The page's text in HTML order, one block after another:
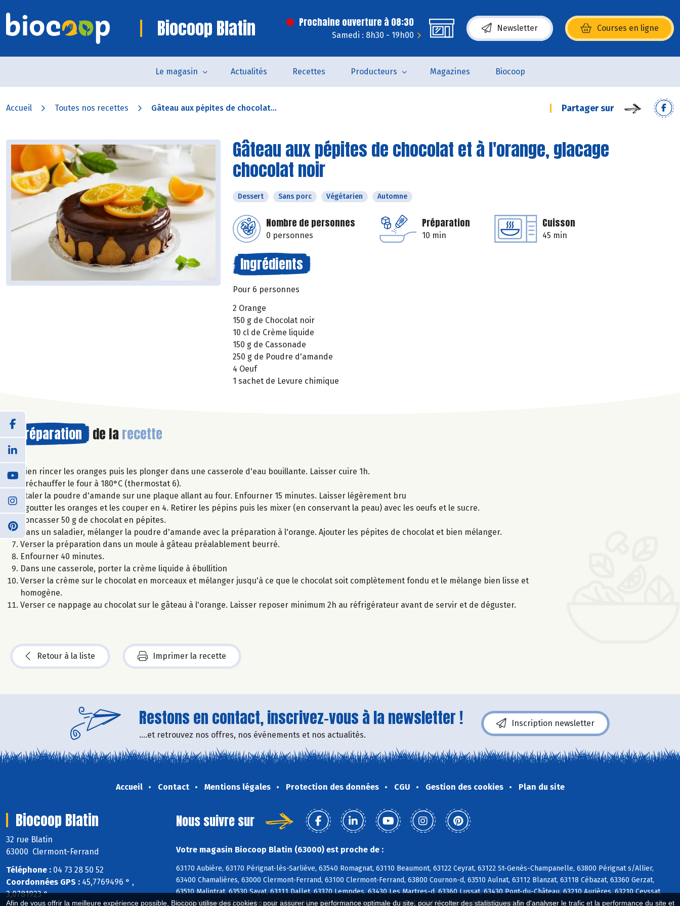
Afin de vous offrir la meilleure expérience possible, Biocoop utilise des cookies : pour assurer une performance optimale du site, pour récolter des statistiques afin d'analyser le trafic et la performance du site et
Biocoop Blatin Prochaine ouverture à 08:30
Samedi : 8h30 - 19h00
Newsletter Courses en ligne
(s’ouvre dans une nouvelle fenêtre)
Le magasin Actualités Recettes Producteurs Magazines Biocoop
Accueil Toutes nos recettes Gâteau aux pépites de chocolat... Partager sur
Gâteau aux pépites de chocolat et à l'orange, glacage
chocolat noir
Dessert Sans porc Végétarien Automne
Nombre de personnes
0 personnes
Préparation
10 min
Cuisson
45 min
Ingrédients
Pour 6 personnes
2 Orange
150 g de Chocolat noir
10 cl de Crème liquide
150 g de Cassonade
250 g de Poudre d'amande
4 Oeuf
1 sachet de Levure chimique
Préparation de la recette
Bien rincer les oranges puis les plonger dans une casserole d'eau bouillante. Laisser cuire 1h.
Préchauffer le four à 180°C (thermostat 6).
Etaler la poudre d'amande sur une plaque allant au four. Enfourner 15 minutes. Laisser légèrement bru
Egoutter les oranges et les couper en 4. Retirer les pépins puis les mixer (en conservant la peau) avec les oeufs et le sucre.
Concasser 50 g de chocolat en pépites.
Dans un saladier, mélanger la poudre d'amande avec la préparation à l'orange. Ajouter les pépites de chocolat et bien mélanger.
Verser la préparation dans un moule à gâteau préalablement beurré.
Enfourner 40 minutes.
Dans une casserole, porter la crème liquide à ébullition
Verser la crème sur le chocolat en morceaux et mélanger jusqu'à ce que le chocolat soit complètement fondu et le mélange bien lisse et
homogène.
Verser ce nappage au chocolat sur le gâteau à l'orange. Laisser reposer minimum 2h au réfrigérateur avant de servir et de déguster.
Retour à la liste Imprimer la recette
Restons en contact, inscrivez-vous à la newsletter !
....et retrouvez nos offres, nos événements et nos actualités.
Inscription newsletter
Accueil Contact Mentions légales Protection des données CGU Gestion des cookies Plan du site
Biocoop Blatin
32 rue Blatin
63000 Clermont-Ferrand
Téléphone : 04 73 28 50 52
Coordonnées GPS : 45,7769496 ° ,
3,0781923 °
Nous suivre sur
Votre magasin Biocoop Blatin (63000) est proche de :
63170 Aubière, 63170 Pérignat-lès-Sarliève, 63540 Romagnat, 63110 Beaumont, 63122 Ceyrat, 63122 St-Genès-Champanelle, 63800 Pérignat s/Allier,
63400 Chamalières, 63000 Clermont-Ferrand, 63100 Clermont-Ferrand, 63800 Cournon-d, 63510 Aulnat, 63112 Blanzat, 63118 Cébazat, 63360 Gerzat,
63510 Malintrat, 63530 Sayat, 63111 Dallet, 63370 Lempdes, 63430 Les Martres-d, 63360 Lussat, 63430 Pont-du-Château, 63210 Aurières, 63210 Ceyssat,
63230 Mazaye, 63210 Nébouzat, 63210 Olby, 63210 St-Bonnet-près-Orcival, 63210 Vernines, 63530 Chanat-la-Mouteyre